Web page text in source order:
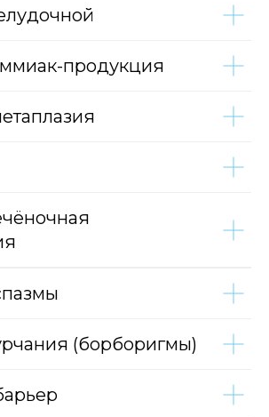
продукция
(борборигмы)